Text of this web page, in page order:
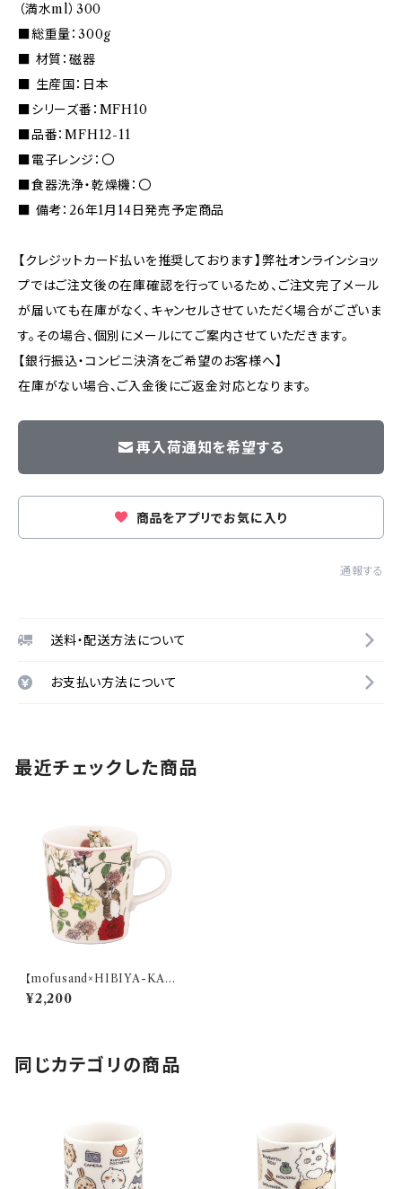
（満水ml）300
■総重量：300g
■ 材質：磁器
■ 生産国：日本
■シリーズ番：MFH10
■品番：MFH12-11
■電子レンジ：〇
■食器洗浄・乾燥機：〇
■ 備考：26年1月14日発売予定商品
【クレジットカード払いを推奨しております】弊社オンラインショッ
プではご注文後の在庫確認を行っているため、ご注文完了メール
が届いても在庫がなく、キャンセルさせていただく場合がございま
す。その場合、個別にメールにてご案内させていただきます。
【銀行振込・コンビニ決済をご希望のお客様へ】
在庫がない場合、ご入金後にご返金対応となります。
再入荷通知を希望する
商品をアプリでお気に入り
通報する
送料・配送方法について
お支払い方法について
最近チェックした商品
【mofusand×HIBIYA-KADA
N】マグ(ベージュ)【MFH10】M
FH12-11
¥2,200
同じカテゴリの商品